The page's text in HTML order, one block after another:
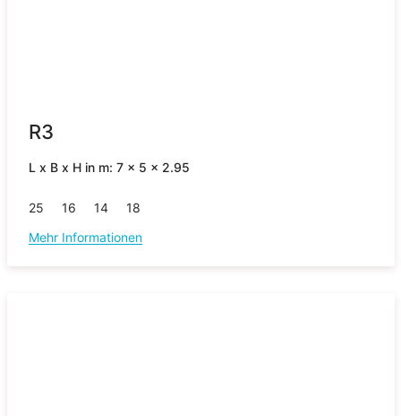
R3
L x B x H in m: 7 x 5 x 2.95
25 16 14
18
Mehr Informationen